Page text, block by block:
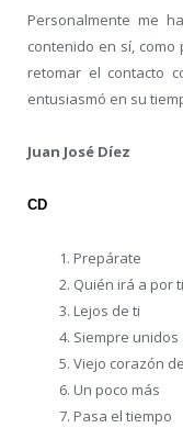
Personalmente me
contenido en sí, como
retomar el contacto
entusiasmó en su
Juan José Díez
CD
Prepárate
Quién irá a por
Lejos de ti
Siempre unidos
Viejo corazón
Un poco más
Pasa el tiempo